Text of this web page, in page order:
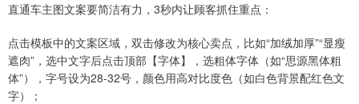
直通车主图文案要简洁有力，3秒内让顾客抓住重点：
点击模板中的文案区域，双击修改为核心卖点，比如“加绒加厚”“显瘦
遮肉”，选中文字后点击顶部【字体】，选粗体字体（如“思源黑体粗
体”），字号设为28-32号，颜色用高对比度色（如白色背景配红色文
字）；